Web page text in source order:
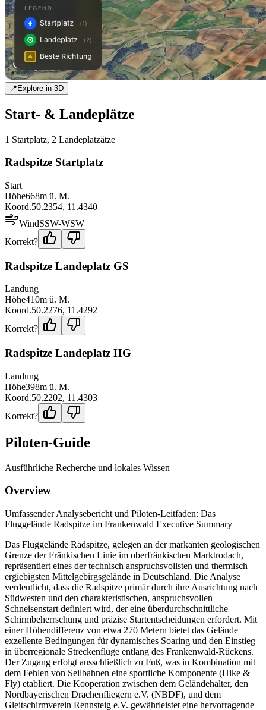
📍Explore in 3D
Start- & Landeplätze
1 Startplatz, 2 Landeplatzätze
Radspitze Startplatz
Start
Höhe668m ü. M.
Koord.50.2354, 11.4340
WindSSW-WSW
Korrekt?
Radspitze Landeplatz GS
Landung
Höhe410m ü. M.
Koord.50.2276, 11.4292
Korrekt?
Radspitze Landeplatz HG
Landung
Höhe398m ü. M.
Koord.50.2202, 11.4303
Korrekt?
Piloten-Guide
Ausführliche Recherche und lokales Wissen
Overview
Umfassender Analysebericht und Piloten-Leitfaden: Das
Fluggelände Radspitze im Frankenwald Executive Summary
Das Fluggelände Radspitze, gelegen an der markanten geologischen
Grenze der Fränkischen Linie im oberfränkischen Marktrodach,
repräsentiert eines der technisch anspruchsvollsten und thermisch
ergiebigsten Mittelgebirgsgelände in Deutschland. Die Analyse
verdeutlicht, dass die Radspitze primär durch ihre Ausrichtung nach
Südwesten und den charakteristischen, anspruchsvollen
Schneisenstart definiert wird, der eine überdurchschnittliche
Schirmbeherrschung und präzise Startentscheidungen erfordert. Mit
einer Höhendifferenz von etwa 270 Metern bietet das Gelände
exzellente Bedingungen für dynamisches Soaring und den Einstieg
in überregionale Streckenflüge entlang des Frankenwald-Rückens.
Der Zugang erfolgt ausschließlich zu Fuß, was in Kombination mit
dem Fehlen von Seilbahnen eine sportliche Komponente (Hike &
Fly) etabliert. Die Kooperation zwischen dem Geländehalter, den
Nordbayerischen Drachenfliegern e.V. (NBDF), und dem
Gleitschirmverein Rennsteig e.V. gewährleistet eine hervorragende